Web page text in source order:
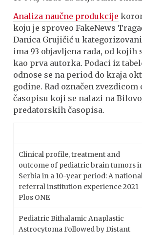
Analiza naučne produkcije
koju je sproveo FakeNews
Danica Grujičić u
ima 93 objavljena rada, od kojih
kao prva autorka. Podaci iz
odnose se na period do kraja
godine. Rad označen zvezdicom
časopisu koji se nalazi na
predatorskih časopisa.
Clinical profile, treatment and
outcome of pediatric brain tumors
Serbia in a 10-year period: A
referral institution experience 2021
Plos ONE
Pediatric Bithalamic Anaplastic
Astrocytoma Followed by Distant